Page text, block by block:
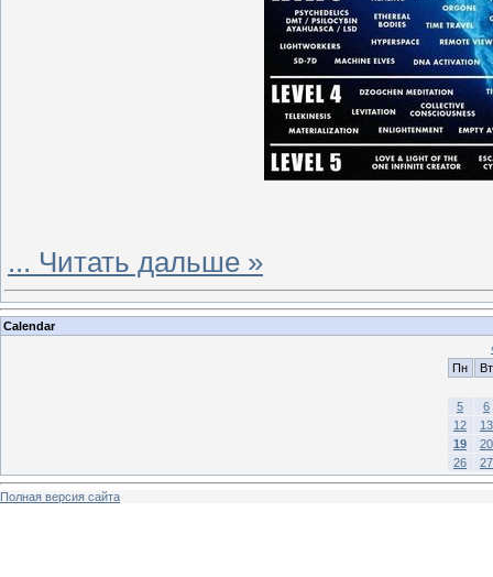
... Читать дальше »
Calendar
Пн
Вт
5
6
12
13
19
20
26
27
Полная версия сайта